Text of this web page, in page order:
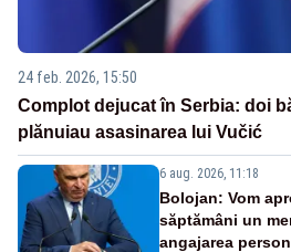
24 feb. 2026, 15:50
Complot dejucat în Serbia: doi
plănuiau asasinarea lui Vučić
6 aug. 2026, 11:18
Bolojan: Vom
săptămâni un
angajarea